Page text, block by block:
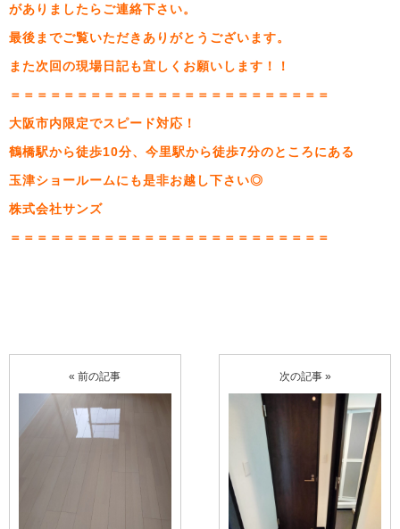
がありましたらご連絡下さい。
最後までご覧いただきありがとうございます。
また次回の現場日記も宜しくお願いします！！
＝＝＝＝＝＝＝＝＝＝＝＝＝＝＝＝＝＝＝＝＝＝＝＝
大阪市内限定でスピード対応！
鶴橋駅から徒歩10分、今里駅から徒歩7分のところにある
玉津ショールームにも是非お越し下さい◎
株式会社サンズ
＝＝＝＝＝＝＝＝＝＝＝＝＝＝＝＝＝＝＝＝＝＝＝＝
« 前の記事 次の記事 »